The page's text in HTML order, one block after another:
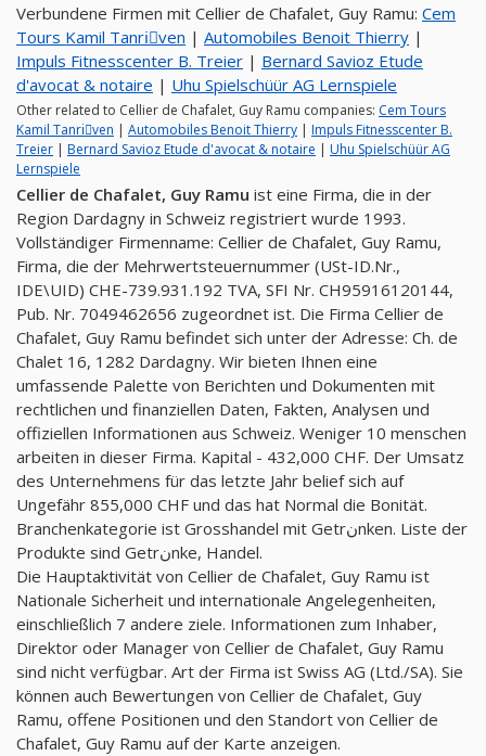
Verbundene Firmen mit Cellier de Chafalet, Guy Ramu: Cem
Tours Kamil Tanriِven | Automobiles Benoit Thierry |
Impuls Fitnesscenter B. Treier | Bernard Savioz Etude
d'avocat & notaire | Uhu Spielschüür AG Lernspiele
Other related to Cellier de Chafalet, Guy Ramu companies: Cem Tours
Kamil Tanriِven | Automobiles Benoit Thierry | Impuls Fitnesscenter B.
Treier | Bernard Savioz Etude d'avocat & notaire | Uhu Spielschüür AG
Lernspiele
Cellier de Chafalet, Guy Ramu ist eine Firma, die in der
Region Dardagny in Schweiz registriert wurde 1993.
Vollständiger Firmenname: Cellier de Chafalet, Guy Ramu,
Firma, die der Mehrwertsteuernummer (USt-ID.Nr.,
IDE\UID) CHE-739.931.192 TVA, SFI Nr. CH95916120144,
Pub. Nr. 7049462656 zugeordnet ist. Die Firma Cellier de
Chafalet, Guy Ramu befindet sich unter der Adresse: Ch. de
Chalet 16, 1282 Dardagny. Wir bieten Ihnen eine
umfassende Palette von Berichten und Dokumenten mit
rechtlichen und finanziellen Daten, Fakten, Analysen und
offiziellen Informationen aus Schweiz. Weniger 10 menschen
arbeiten in dieser Firma. Kapital - 432,000 CHF. Der Umsatz
des Unternehmens für das letzte Jahr belief sich auf
Ungefähr 855,000 CHF und das hat Normal die Bonität.
Branchenkategorie ist Grosshandel mit Getrنnken. Liste der
Produkte sind Getrنnke, Handel.
Die Hauptaktivität von Cellier de Chafalet, Guy Ramu ist
Nationale Sicherheit und internationale Angelegenheiten,
einschließlich 7 andere ziele. Informationen zum Inhaber,
Direktor oder Manager von Cellier de Chafalet, Guy Ramu
sind nicht verfügbar. Art der Firma ist Swiss AG (Ltd./SA). Sie
können auch Bewertungen von Cellier de Chafalet, Guy
Ramu, offene Positionen und den Standort von Cellier de
Chafalet, Guy Ramu auf der Karte anzeigen.